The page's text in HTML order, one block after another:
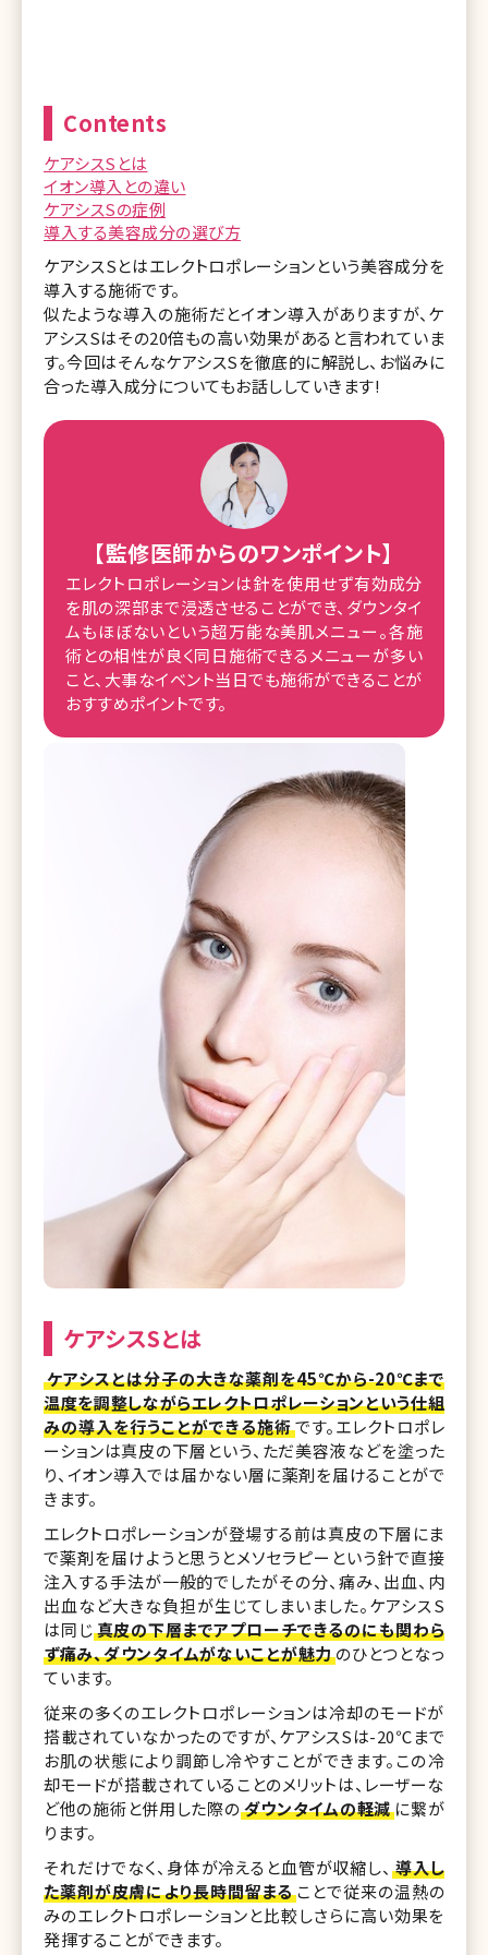
Contents
ケアシスSとは
イオン導入との違い
ケアシスSの症例
導入する美容成分の選び方
ケアシスSとはエレクトロポレーションという美容成分を
導入する施術です。
似たような導入の施術だとイオン導入がありますが、ケ
アシスSはその20倍もの高い効果があると言われていま
す。今回はそんなケアシスSを徹底的に解説し、お悩みに
合った導入成分についてもお話ししていきます!
【監修医師からのワンポイント】
エレクトロポレーションは針を使用せず有効成分
を肌の深部まで浸透させることができ、ダウンタイ
ムもほぼないという超万能な美肌メニュー。各施
術との相性が良く同日施術できるメニューが多い
こと、大事なイベント当日でも施術ができることが
おすすめポイントです。
ケアシスSとは
ケアシスとは分子の大きな薬剤を45℃から-20℃まで
温度を調整しながらエレクトロポレーションという仕組
みの導入を行うことができる施術です。エレクトロポレ
ーションは真皮の下層という、ただ美容液などを塗った
り、イオン導入では届かない層に薬剤を届けることがで
きます。
エレクトロポレーションが登場する前は真皮の下層にま
で薬剤を届けようと思うとメソセラピーという針で直接
注入する手法が一般的でしたがその分、痛み、出血、内
出血など大きな負担が生じてしまいました。ケアシスS
は同じ真皮の下層までアプローチできるのにも関わら
ず痛み、ダウンタイムがないことが魅力のひとつとなっ
ています。
従来の多くのエレクトロポレーションは冷却のモードが
搭載されていなかったのですが、ケアシスSは-20℃まで
お肌の状態により調節し冷やすことができます。この冷
却モードが搭載されていることのメリットは、レーザーな
ど他の施術と併用した際のダウンタイムの軽減 に繋が
ります。
それだけでなく、身体が冷えると血管が収縮し、 導入し
た薬剤が皮膚により長時間留まることで従来の温熱の
みのエレクトロポレーションと比較しさらに高い効果を
発揮することができます。